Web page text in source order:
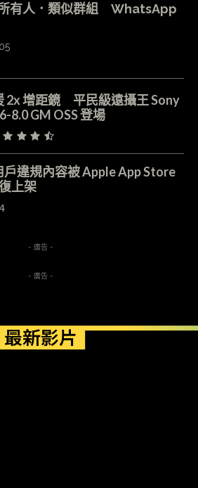
有人．類似群組 WhatsApp
2x 增距鏡 平民級遠攝王 Sony
8.0 GM OSS 登場
戶違規內容被 Apple App Store
上架
- 廣告 -
- 廣告 -
最新影片